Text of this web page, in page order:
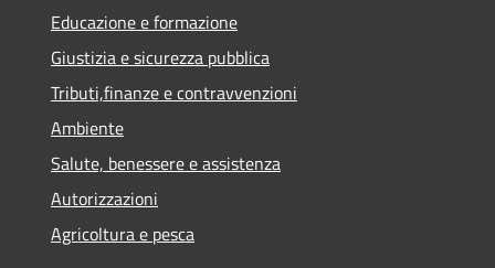
Educazione e formazione
Giustizia e sicurezza pubblica
Tributi,finanze e contravvenzioni
Ambiente
Salute, benessere e assistenza
Autorizzazioni
Agricoltura e pesca